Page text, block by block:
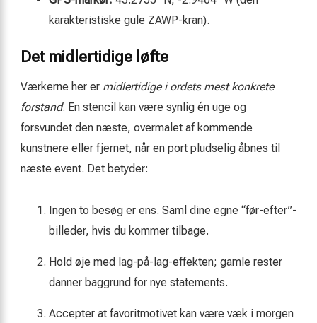
karakteristiske gule ZAWP-kran).
Det midlertidige løfte
Værkerne her er midlertidige i ordets mest konkrete
forstand. En stencil kan være synlig én uge og
forsvundet den næste, overmalet af kommende
kunstnere eller fjernet, når en port pludselig åbnes til
næste event. Det betyder:
Ingen to besøg er ens. Saml dine egne “før-efter”-
billeder, hvis du kommer tilbage.
Hold øje med lag-på-lag-effekten; gamle rester
danner baggrund for nye statements.
Accepter at favoritmotivet kan være væk i morgen